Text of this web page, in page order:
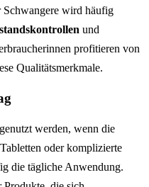
Schwangere wird häufig
und
profitieren von
Qualitätsmerkmale.
werden, wenn die
oder komplizierte
die tägliche Anwendung.